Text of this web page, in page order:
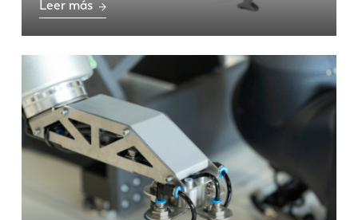
Leer más
EN NL
FR EN-US
DE
PT-PT